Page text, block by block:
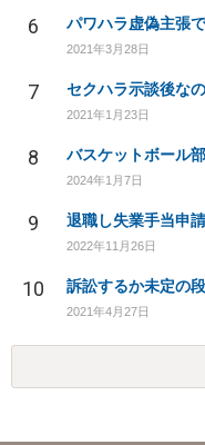
6 パワハラ虚偽主張
2021年3月28日
7 セクハラ示談後な
2021年1月23日
8
2024年1月7日
9 退職し失業手当申
2022年11月26日
10
2021年4月27日